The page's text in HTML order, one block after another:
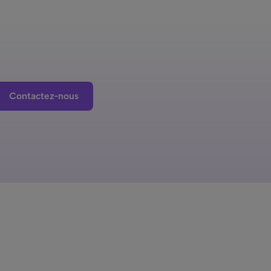
Contactez-nous